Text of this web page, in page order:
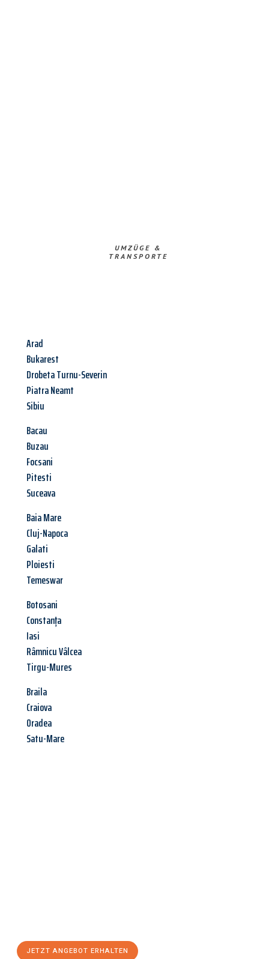
UMZÜGE &
TRANSPORTE
Arad
Bukarest
Drobeta Turnu-Severin
Piatra Neamt
Sibiu
Bacau
Buzau
Focsani
Pitesti
Suceava
Baia Mare
Cluj-Napoca
Galati
Ploiesti
Temeswar
Botosani
Constanța
Iasi
Râmnicu Vâlcea
Tirgu-Mures
Braila
Craiova
Oradea
Satu-Mare
JETZT ANGEBOT ERHALTEN